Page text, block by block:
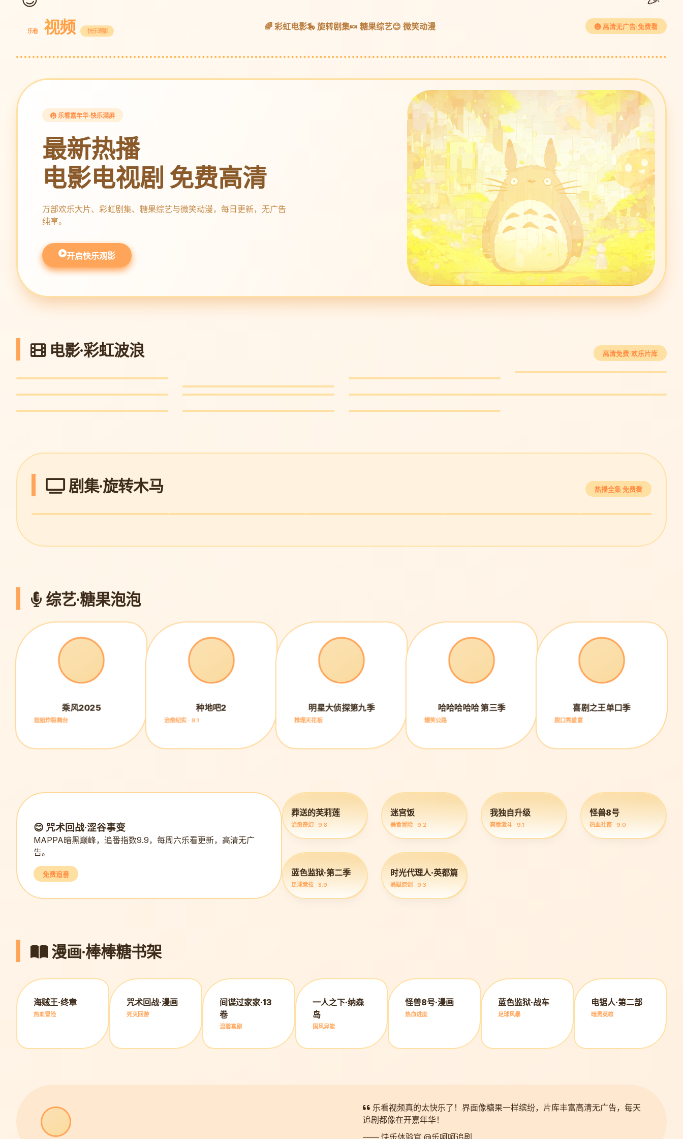
乐看 视频 ·快乐观影 🌈 彩虹电影🎠 旋转剧集🍬 糖果综艺😊 微笑动漫 高清无广告·免费看
乐看嘉年华·快乐满屏
最新热播
电影电视剧 免费高清
万部欢乐大片、彩虹剧集、糖果综艺与微笑动漫，每日更新，无广告
纯享。
开启快乐观影
电影·彩虹波浪 高清免费·欢乐片库
奥本海默·蓝光
悬疑金棕榈 · 8.8 热血赛车 · 8.6
文学喜剧 · 8.4
旺卡
奇幻歌舞 · 8.9 奇幻荒诞 · 8.6
剧集·旋转木马 热播全集 免费看
三体·黑暗森林 最后生还者
综艺·糖果泡泡
乘风2025
姐姐炸裂舞台
种地吧2
治愈纪实 · 9.1
明星大侦探第九季
推理天花板
哈哈哈哈哈 第三季
爆笑公路
喜剧之王单口季
脱口秀盛宴
😊 咒术回战·涩谷事变
MAPPA暗黑巅峰，追番指数9.9，每周六乐看更新，高清无广
告。
免费追番
葬送的芙莉莲
治愈奇幻 · 9.8
迷宫饭
美食冒险 · 9.2
我独自升级
爽番激斗 · 9.1
怪兽8号
热血社畜 · 9.0
蓝色监狱·第二季
足球竞技 · 8.9
时光代理人·英都篇
悬疑原创 · 9.3
漫画·棒棒糖书架
海贼王·终章
热血冒险
咒术回战·漫画
死灭回游
间谍过家家·13
卷
温馨喜剧
一人之下·纳森
岛
国风异能
怪兽8号·漫画
热血进度
蓝色监狱·战车
足球风暴
电锯人·第二部
暗黑英雄
乐看视频真的太快乐了！界面像糖果一样缤纷，片库丰富高清无广告，每天
追剧都像在开嘉年华！